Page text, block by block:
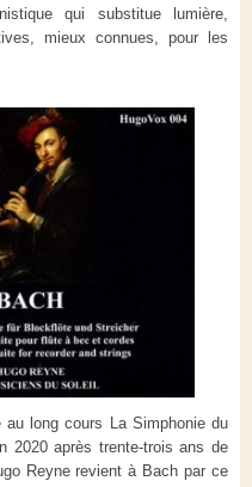
qui substitue lumière,
mieux connues, pour les
long cours La Simphonie du
2020 après trente-trois ans de
Reyne revient à Bach par ce